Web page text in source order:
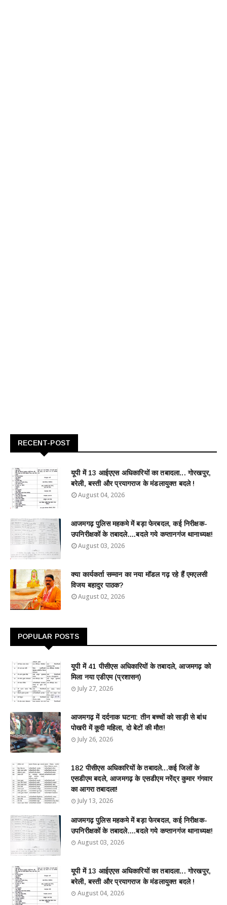
RECENT-POST
यूपी में 13 आईएएस अधिकारियों का तबादला... गोरखपुर,
बरेली, बस्ती और प्रयागराज के मंडलायुक्त बदले !
August 04, 2026
आजमगढ़ पुलिस महकमे में बड़ा फेरबदल, कई निरीक्षक-
उपनिरीक्षकों के तबादले....बदले गये कप्तानगंज थानाध्यक्ष!
August 03, 2026
क्या कार्यकर्ता सम्मान का नया मॉडल गढ़ रहे हैं एमएलसी
विजय बहादुर पाठक?
August 02, 2026
POPULAR POSTS
यूपी में 41 पीसीएस अधिकारियों के तबादले, आजमगढ़ को
मिला नया एडीएम (प्रशासन)
July 27, 2026
आजमगढ़ में दर्दनाक घटना: तीन बच्चों को साड़ी से बांध
पोखरी में कूदी महिला, दो बेटों की मौत!
July 26, 2026
182 पीसीएस अधिकारियों के तबादले...कई जिलों के
एसडीएम बदले, आजमगढ़ के एसडीएम नरेंद्र कुमार गंगवार
का आगरा तबादला!
July 13, 2026
आजमगढ़ पुलिस महकमे में बड़ा फेरबदल, कई निरीक्षक-
उपनिरीक्षकों के तबादले....बदले गये कप्तानगंज थानाध्यक्ष!
August 03, 2026
यूपी में 13 आईएएस अधिकारियों का तबादला... गोरखपुर,
बरेली, बस्ती और प्रयागराज के मंडलायुक्त बदले !
August 04, 2026